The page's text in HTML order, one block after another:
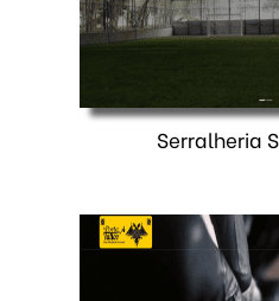
Serralheria